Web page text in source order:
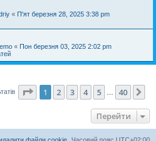
« П'ят березня 28, 2025 3:38 pm
« Пон березня 03, 2025 2:02 pm
Сторінка 1 40
1 2 3 4 5 40
Перейти
Часовий пояс UTC+02:00
файли cookie